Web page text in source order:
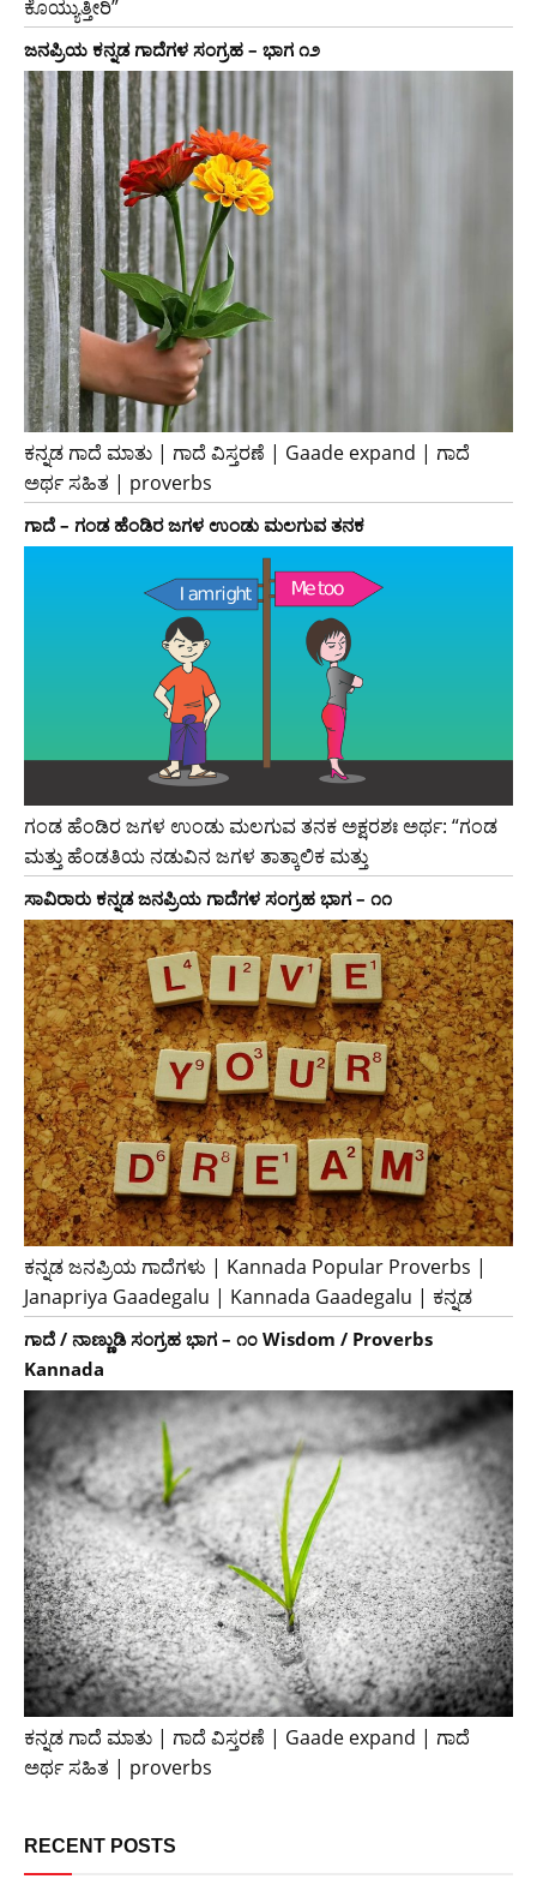
ಕೊಯ್ಯುತ್ತೀರಿ”
ಜನಪ್ರಿಯ ಕನ್ನಡ ಗಾದೆಗಳ ಸಂಗ್ರಹ – ಭಾಗ ೧೨
ಕನ್ನಡ ಗಾದೆ ಮಾತು | ಗಾದೆ ವಿಸ್ತರಣೆ | Gaade expand | ಗಾದೆ
ಅರ್ಥ ಸಹಿತ | proverbs
ಗಾದೆ – ಗಂಡ ಹೆಂಡಿರ ಜಗಳ ಉಂಡು ಮಲಗುವ ತನಕ
ಗಂಡ ಹೆಂಡಿರ ಜಗಳ ಉಂಡು ಮಲಗುವ ತನಕ ಅಕ್ಷರಶಃ ಅರ್ಥ: “ಗಂಡ
ಮತ್ತು ಹೆಂಡತಿಯ ನಡುವಿನ ಜಗಳ ತಾತ್ಕಾಲಿಕ ಮತ್ತು
ಸಾವಿರಾರು ಕನ್ನಡ ಜನಪ್ರಿಯ ಗಾದೆಗಳ ಸಂಗ್ರಹ ಭಾಗ – ೧೧
ಕನ್ನಡ ಜನಪ್ರಿಯ ಗಾದೆಗಳು | Kannada Popular Proverbs |
Janapriya Gaadegalu | Kannada Gaadegalu | ಕನ್ನಡ
ಗಾದೆ / ನಾಣ್ಣುಡಿ ಸಂಗ್ರಹ ಭಾಗ – ೧೦ Wisdom / Proverbs
Kannada
ಕನ್ನಡ ಗಾದೆ ಮಾತು | ಗಾದೆ ವಿಸ್ತರಣೆ | Gaade expand | ಗಾದೆ
ಅರ್ಥ ಸಹಿತ | proverbs
RECENT POSTS